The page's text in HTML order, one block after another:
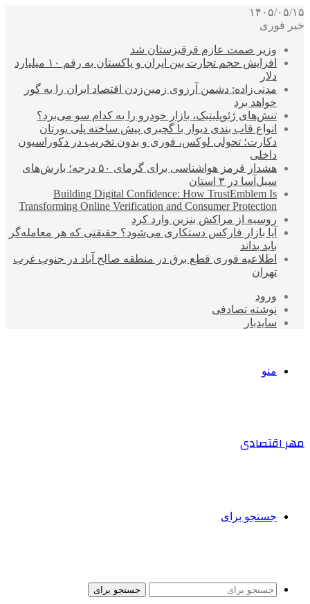
۱۴۰۵/۰۵/۱۵
خبر فوری
وزیر صمت عازم قرقیزستان شد
افزایش حجم تجارت بین ایران و پاکستان به رقم ۱۰ میلیارد
دلار
مدنی‌زاده: دشمن آرزوی زمین‌زدن اقتصاد ایران را به گور
خواهد برد
تنش‌های ژئوپلیتیک، بازار خودرو را به کدام سو می‌برد؟
انواع قاب بندی دیوار با گچبری پیش ساخته پلی یورتان
دکارت؛ تحولی لوکس، فوری و بدون تخریب در دکوراسیون
داخلی
هشدار قرمز هواشناسی برای گرمای ۵۰ درجه؛ بارش‌های
سیل‌آسا در ۳ استان
Building Digital Confidence: How TrustEmblem Is
Transforming Online Verification and Consumer Protection
روسیه از مراکش بنزین وارد کرد
آیا بازار فارکس دستکاری می‌شود؟ حقیقتی که هر معامله‌گر
باید بداند
اطلاعیه فوری قطع برق در منطقه صالح آباد در جنوب غرب
تهران
ورود
نوشته تصادفی
سایدبار
منو
مهر اقتصادی
جستجو برای
جستجو برای